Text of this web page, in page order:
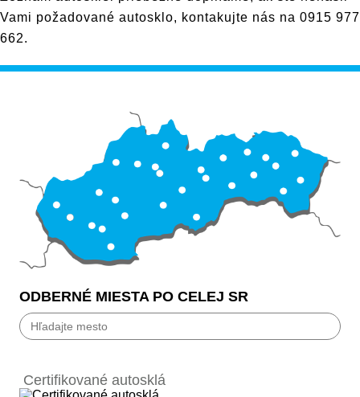
Vami požadované autosklo, kontakujte nás na 0915 977
662.
ODBERNÉ MIESTA PO CELEJ SR
Bardejov
Certifikované autosklá